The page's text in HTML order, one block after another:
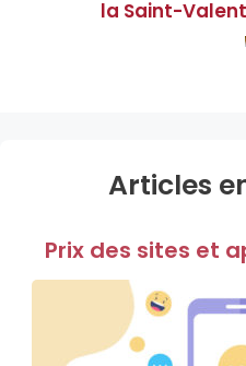
la Saint-
Articles
Prix des sites et